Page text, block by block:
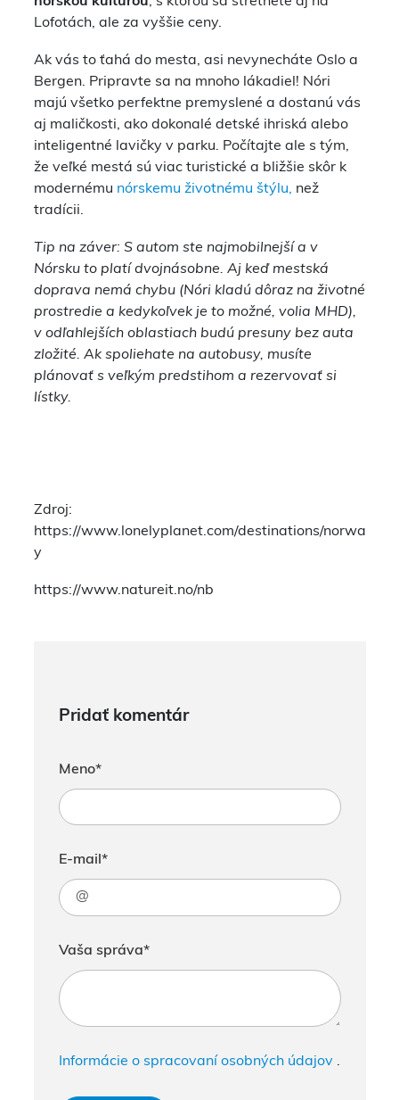
Lofotách, ale za vyššie ceny.
Ak vás to ťahá do mesta, asi nevynecháte Oslo a
Bergen. Pripravte sa na mnoho lákadiel! Nóri
majú všetko perfektne premyslené a dostanú vás
aj maličkosti, ako dokonalé detské ihriská alebo
inteligentné lavičky v parku. Počítajte ale s tým,
že veľké mestá sú viac turistické a bližšie skôr k
modernému nórskemu životnému štýlu, než
tradícii.
Tip na záver: S autom ste najmobilnejší a v
Nórsku to platí dvojnásobne. Aj keď mestská
doprava nemá chybu (Nóri kladú dôraz na životné
prostredie a kedykoľvek je to možné, volia MHD),
v odľahlejších oblastiach budú presuny bez auta
zložité. Ak spoliehate na autobusy, musíte
plánovať s veľkým predstihom a rezervovať si
lístky.
Zdroj:
https://www.lonelyplanet.com/destinations/norwa
y
https://www.natureit.no/nb
Pridať komentár
Meno*
E-mail*
Vaša správa*
Informácie o spracovaní osobných údajov.